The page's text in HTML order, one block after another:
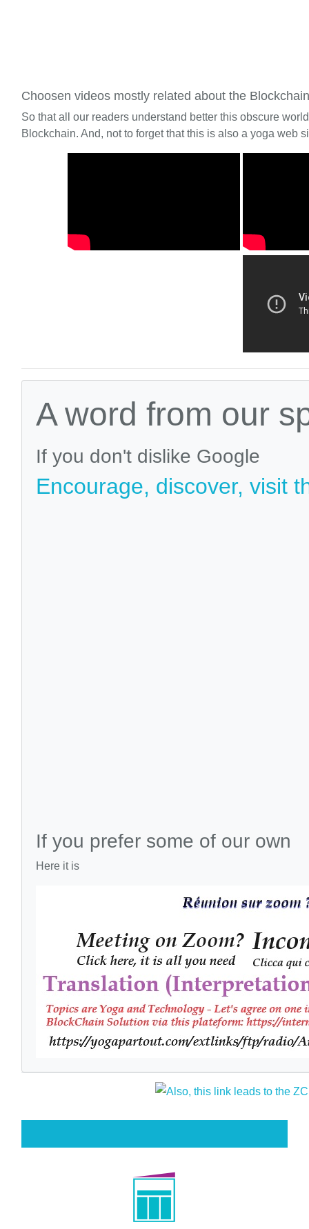
Choosen videos mostly related about the Blockchain
So that all our readers understand better this obscure
Blockchain. And, not to forget that this is also a yoga web
A word from our
If you don't dislike Google
Encourage, discover, visit
If you prefer some of our own
Here it is